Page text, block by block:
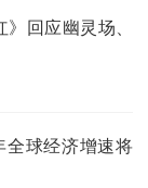
回应幽灵场、
全球经济增速将